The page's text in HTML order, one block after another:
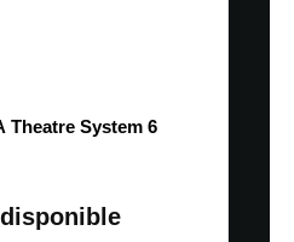
Theatre System 6